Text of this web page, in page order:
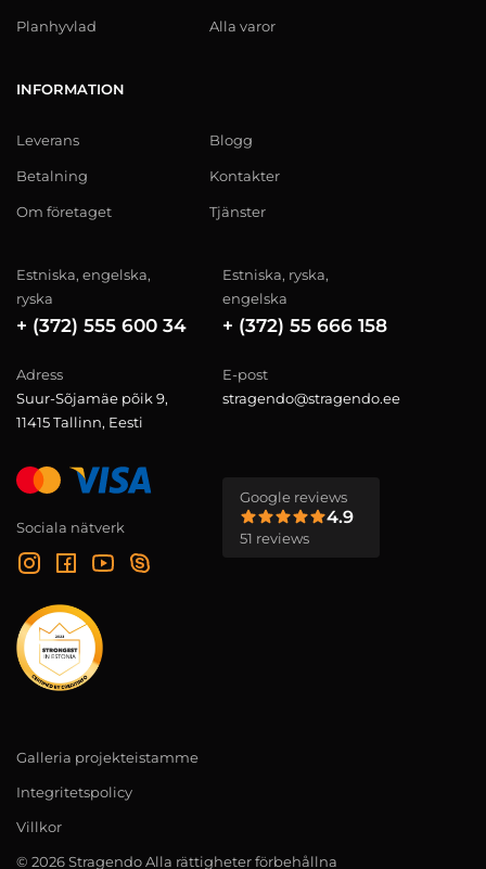
Planhyvlad Alla varor
INFORMATION
Leverans
Betalning
Om företaget
Blogg
Kontakter
Tjänster
Estniska, engelska,
ryska
+ (372) 555 600 34
Estniska, ryska,
engelska
+ (372) 55 666 158
Adress
Suur-Sõjamäe põik 9,
11415 Tallinn, Eesti
E-post
stragendo@stragendo.ee
Sociala nätverk
Google reviews
4.9
51 reviews
Galleria projekteistamme
Integritetspolicy
Villkor
© 2026 Stragendo Alla rättigheter förbehållna